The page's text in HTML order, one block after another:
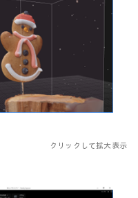
クリックして拡大表示